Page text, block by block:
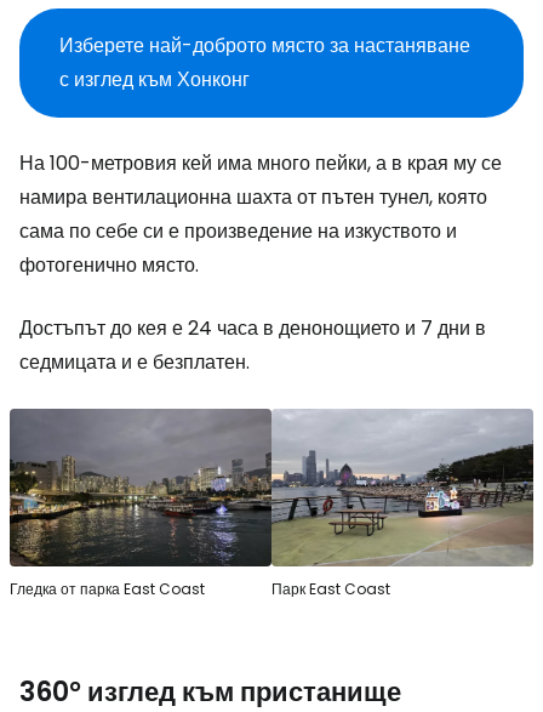
Изберете най-доброто място за настаняване
с изглед към Хонконг
На 100-метровия кей има много пейки, а в края му се
намира вентилационна шахта от пътен тунел, която
сама по себе си е произведение на изкуството и
фотогенично място.
Достъпът до кея е 24 часа в денонощието и 7 дни в
седмицата и е безплатен.
Гледка от парка East Coast Парк East Coast
360° изглед към пристанище